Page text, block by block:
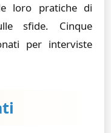
loro pratiche di
sfide. Cinque
per interviste